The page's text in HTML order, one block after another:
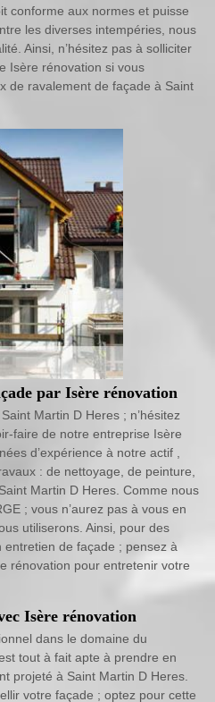
conforme aux normes et puisse
les diverses intempéries, nous
Ainsi, n’hésitez pas à solliciter
Isère rénovation si vous
de ravalement de façade à Saint
par Isère rénovation
Martin D Heres ; n’hésitez
faire de notre entreprise Isère
d’expérience à notre actif ,
: de nettoyage, de peinture,
Martin D Heres. Comme nous
; vous n’aurez pas à vous en
utiliserons. Ainsi, pour des
de façade ; pensez à
rénovation pour entretenir votre
Isère rénovation
dans le domaine du
tout à fait apte à prendre en
projeté à Saint Martin D Heres.
votre façade ; optez pour cette